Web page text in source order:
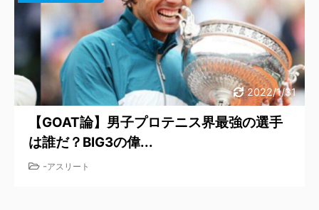
2022/1/31
【GOAT論】男子プロテニス界最強の選手
は誰だ？BIG3の偉...
-アスリート